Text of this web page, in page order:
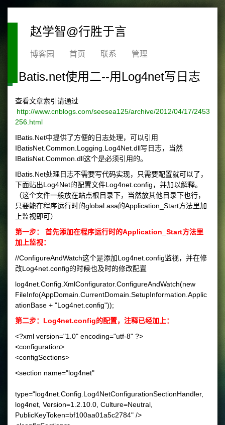
赵学智@行胜于言
博客园 首页 联系 管理
IBatis.net使用二--用Log4net写日志
查看文章索引请通过
http://www.cnblogs.com/seesea125/archive/2012/04/17/2453
256.html
IBatis.Net中提供了方便的日志处理，可以引用
IBatisNet.Common.Logging.Log4Net.dll写日志，当然
IBatisNet.Common.dll这个是必须引用的。
IBatis.Net处理日志不需要写代码实现，只需要配置就可以了，
下面贴出Log4Net的配置文件Log4net.config，并加以解释。
（这个文件一般放在站点根目录下，当然放其他目录下也行，
只要能在程序运行时的global.asa的Application_Start方法里加
上监视即可）
第一步： 首先添加在程序运行时的Application_Start方法里
加上监视：
//ConfigureAndWatch这个是添加Log4net.config监视，并在修
改Log4net.config的时候也及时的修改配置
log4net.Config.XmlConfigurator.ConfigureAndWatch(new
FileInfo(AppDomain.CurrentDomain.SetupInformation.Applic
ationBase + "Log4net.config"));
第二步：Log4net.config的配置，注释已经加上：
<?xml version="1.0" encoding="utf-8" ?>
<configuration>
<configSections>
<section name="log4net"
type="log4net.Config.Log4NetConfigurationSectionHandler,
log4net, Version=1.2.10.0, Culture=Neutral,
PublicKeyToken=bf100aa01a5c2784" />